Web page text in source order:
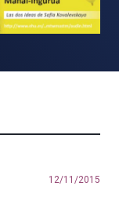
12/11/2015